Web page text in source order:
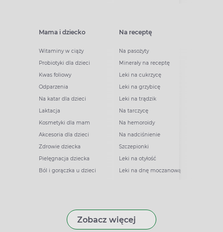
Mama i dziecko
Witaminy w ciąży
Probiotyki dla dzieci
Kwas foliowy
Odparzenia
Na katar dla dzieci
Laktacja
Kosmetyki dla mam
Akcesoria dla dzieci
Zdrowie dziecka
Pielęgnacja dziecka
Ból i gorączka u dzieci
Na receptę
Na pasożyty
Minerały na receptę
Leki na cukrzycę
Leki na grzybicę
Leki na trądzik
Na tarczycę
Na hemoroidy
Na nadciśnienie
Szczepionki
Leki na otyłość
Leki na dnę moczanową
Zobacz więcej